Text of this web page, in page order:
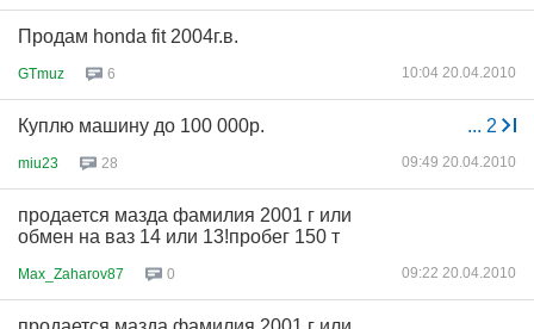
Продам honda fit 2004г.в.
GTmuz 6 10:04 20.04.2010
... 2
Куплю машину до 100 000р.
miu23 28 09:49 20.04.2010
продается мазда фамилия 2001 г или
обмен на ваз 14 или 13!пробег 150 т
Max_Zaharov87 0 09:22 20.04.2010